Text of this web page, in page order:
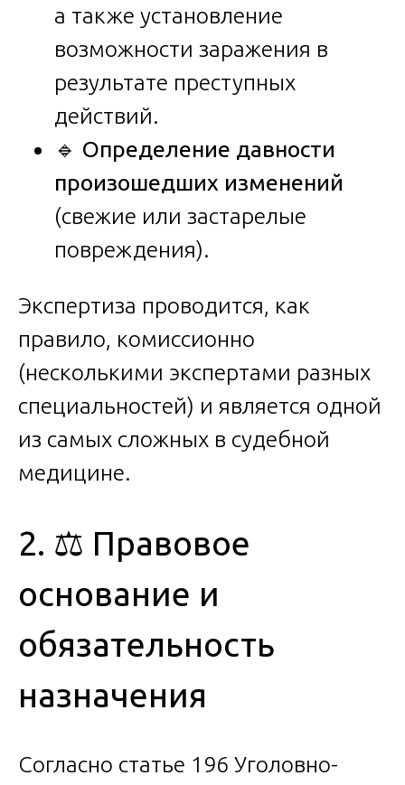
а также установление
возможности заражения в
результате преступных
действий.
🔹 Определение давности
произошедших изменений
(свежие или застарелые
повреждения).
Экспертиза проводится, как
правило, комиссионно
(несколькими экспертами разных
специальностей) и является одной
из самых сложных в судебной
медицине.
2. ⚖️ Правовое
основание и
обязательность
назначения
Согласно статье 196 Уголовно-